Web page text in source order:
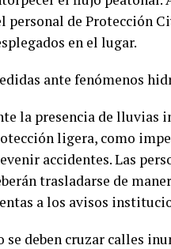
personal de Protección
en el lugar.
ante fenómenos
la presencia de lluvias
ligera, como
accidentes. Las
trasladarse de
a los avisos
se deben cruzar calles